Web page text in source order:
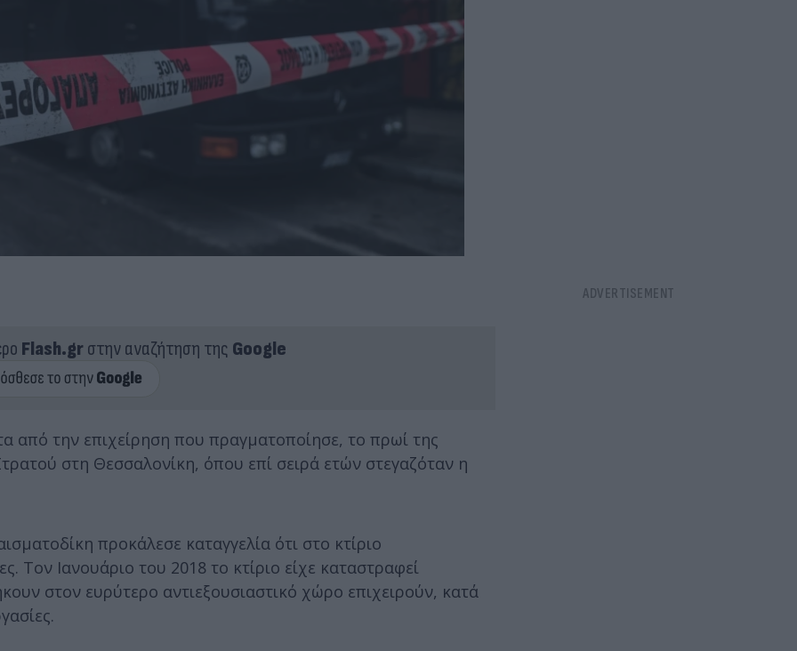
Flash.grστην αναζήτηση της Google
από την επιχείρηση που πραγματοποίησε, το πρωί της
στη Θεσσαλονίκη, όπου επί σειρά ετών στεγαζόταν η
προκάλεσε καταγγελία ότι στο κτίριο
Τον Ιανουάριο του 2018 το κτίριο είχε καταστραφεί
στον ευρύτερο αντιεξουσιαστικό χώρο επιχειρούν, κατά